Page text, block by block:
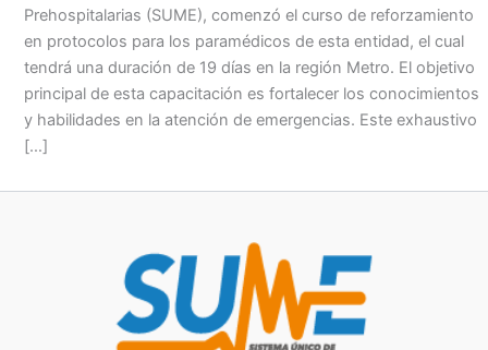
Prehospitalarias (SUME), comenzó el curso de reforzamiento
en protocolos para los paramédicos de esta entidad, el cual
tendrá una duración de 19 días en la región Metro. El objetivo
principal de esta capacitación es fortalecer los conocimientos
y habilidades en la atención de emergencias. Este exhaustivo
[…]